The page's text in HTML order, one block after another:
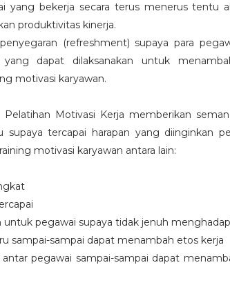
yang bekerja secara terus menerus tentu
produktivitas kinerja.
(refreshment) supaya para
dapat dilaksanakan untuk
motivasi karyawan.
Motivasi Kerja memberikan
supaya tercapai harapan yang diinginkan
motivasi karyawan antara lain:
pegawai supaya tidak jenuh
sampai-sampai dapat menambah etos kerja
pegawai sampai-sampai dapat